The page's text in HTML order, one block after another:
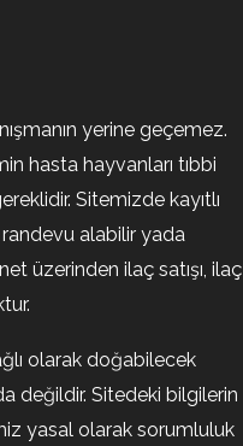
yerine geçemez.
hasta hayvanları tıbbi
Sitemizde kayıtlı
alabilir yada
üzerinden ilaç satışı, ilaç
olarak doğabilecek
değildir. Sitedeki bilgilerin
yasal olarak sorumluluk